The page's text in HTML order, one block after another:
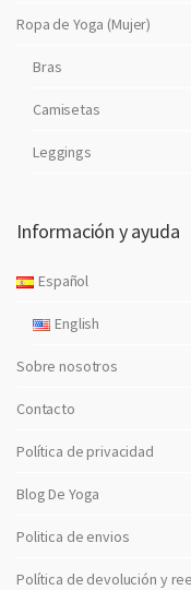
Ropa de Yoga (Mujer)
Bras
Camisetas
Leggings
Información y ayuda
Español
English
Sobre nosotros
Contacto
Política de privacidad
Blog De Yoga
Politica de envios
Política de devolución y